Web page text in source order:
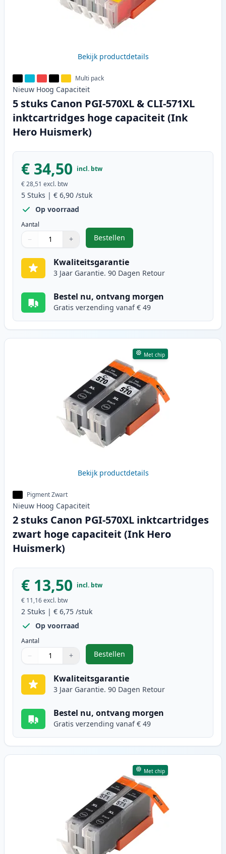
Bekijk productdetails
Multi pack
Nieuw Hoog Capaciteit
5 stuks Canon PGI-570XL & CLI-571XL
inktcartridges hoge capaciteit (Ink
Hero Huismerk)
€ 34,50 incl. btw
€ 28,51 excl. btw
5 Stuks | € 6,90 /stuk
Op voorraad
Aantal
Gebruik de knoppen om aan te passen
− +
1
Bestellen
,5 stuks Canon PGI-570XL &
Kwaliteitsgarantie
3 Jaar Garantie. 90 Dagen Retour
Bestel nu, ontvang morgen
Gratis verzending vanaf € 49
Met chip
Bekijk productdetails
Pigment Zwart
Nieuw Hoog Capaciteit
2 stuks Canon PGI-570XL inktcartridges
zwart hoge capaciteit (Ink Hero
Huismerk)
€ 13,50 incl. btw
€ 11,16excl. btw
2 Stuks | € 6,75 /stuk
Op voorraad
Aantal
Gebruik de knoppen om aan te passen
− +
1
Bestellen
,2 stuks Canon PGI-570XL
Kwaliteitsgarantie
3 Jaar Garantie. 90 Dagen Retour
Bestel nu, ontvang morgen
Gratis verzending vanaf € 49
Met chip